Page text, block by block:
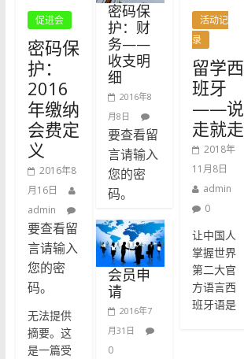
促进会
密码保
护：
2016
年缴纳
会费定
义
2016年8
月16日
admin
要查看留
言请输入
您的密
码。
无法提供
摘要。这
是一篇受
密码保
护：财
务——
收支明
细
2016年8
月8日
要查看留
言请输入
您的密
码。
会员申
请
2016年7
月31日
0
活动记
录
留学西
班牙
——说
走就走
2018年
11月8日
admin
0
让中国人
掌握世界
第二大官
方语言西
班牙语是